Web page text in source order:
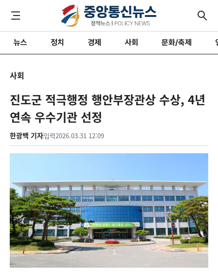
뉴스 정치 경제 사회 문화/축제
사회
진도군 적극행정 행안부장관상 수상, 4년
연속 우수기관 선정
한광백 기자입력2026.03.31 12:09